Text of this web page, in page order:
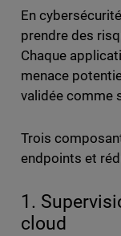
En
prendre des
Chaque
menace
validée comme
Trois
endpoints et
1.
cloud